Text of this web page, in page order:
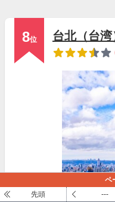
8位
台北（台湾
ペ
先頭
---